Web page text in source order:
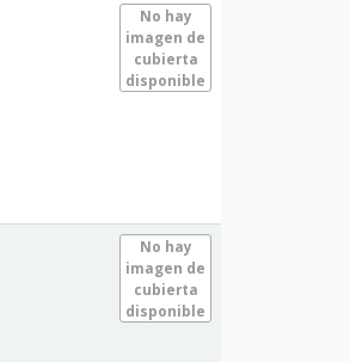
No hay
imagen de
cubierta
disponible
No hay
imagen de
cubierta
disponible